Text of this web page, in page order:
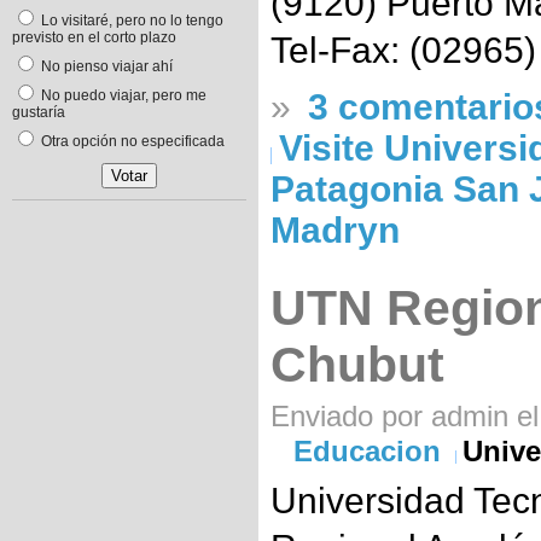
Lo visitaré, pero no lo tengo
previsto en el corto plazo
No pienso viajar ahí
No puedo viajar, pero me
gustaría
Otra opción no especificada
Tel-Fax:
» 3
Visite
Patagonia San
Madryn
UTN
Chubut
Enviado por admin
Educacion
Universidad